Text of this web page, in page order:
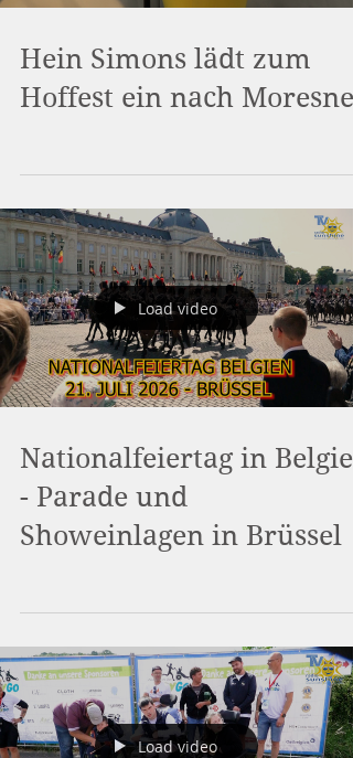
Hein Simons lädt zum
Hoffest ein nach Moresnet
Load video
Nationalfeiertag in
- Parade und
Showeinlagen in Brüssel
Load video